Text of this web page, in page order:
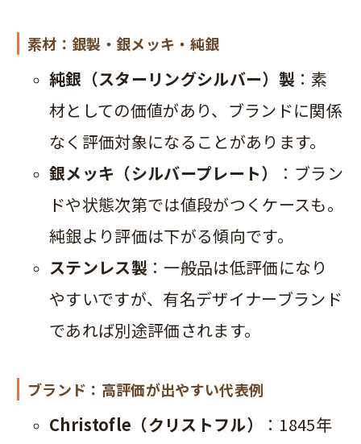
素材：銀製・銀メッキ・純銀
純銀（スターリングシルバー）製 ：素
材としての価値があり、ブランドに関係
なく評価対象になることがあります。
銀メッキ（シルバープレート）
：ブラン
ドや状態次第では値段がつくケースも。
純銀より評価は下がる傾向です。
ステンレス製 ：一般品は低評価になり
やすいですが、有名デザイナーブランド
であれば別途評価されます。
ブランド：高評価が出やすい代表例
Christofle（クリストフル） ：1845年